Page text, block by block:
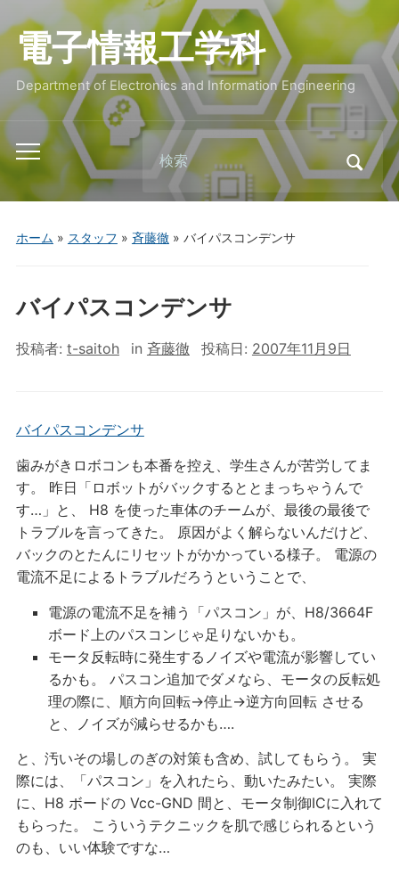
電子情報工学科
Department of Electronics and Information Engineering
Toggle
mobile
menu
Search
for:
ホーム » スタッフ » 斉藤徹» バイパスコンデンサ
バイパスコンデンサ
投稿者: t-saitoh in 斉藤徹 投稿日: 2007年11月9日
バイパスコンデンサ
歯みがきロボコンも本番を控え、学生さんが苦労してま
す。 昨日「ロボットがバックするととまっちゃうんで
す…」と、 H8 を使った車体のチームが、最後の最後で
トラブルを言ってきた。 原因がよく解らないんだけど、
バックのとたんにリセットがかかっている様子。 電源の
電流不足によるトラブルだろうということで、
電源の電流不足を補う「パスコン」が、H8/3664F
ボード上のパスコンじゃ足りないかも。
モータ反転時に発生するノイズや電流が影響してい
るかも。 パスコン追加でダメなら、モータの反転処
理の際に、順方向回転→停止→逆方向回転 させる
と、ノイズが減らせるかも….
と、汚いその場しのぎの対策も含め、試してもらう。 実
際には、「パスコン」を入れたら、動いたみたい。 実際
に、H8 ボードの Vcc-GND 間と、モータ制御ICに入れて
もらった。 こういうテクニックを肌で感じられるという
のも、いい体験ですな…